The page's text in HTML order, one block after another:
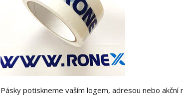
Pásky potiskneme vaším logem, adresou nebo